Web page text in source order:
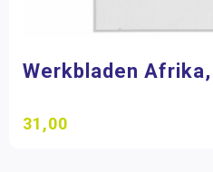
Werkbladen Afrika,
31,00